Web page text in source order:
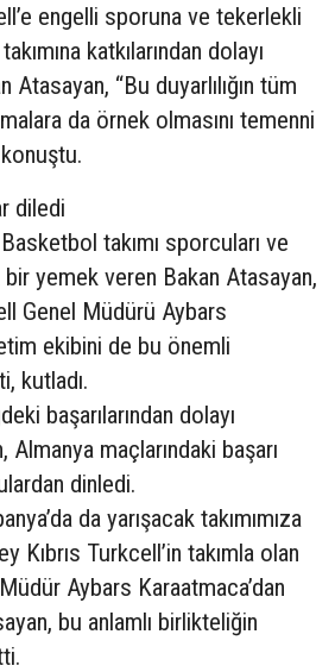
engelli sporuna ve tekerlekli
katkılarından dolayı
“Bu duyarlılığın tüm
da örnek olmasını temenni
diledi
takımı sporcuları ve
yemek veren Bakan Atasayan,
Genel Müdürü Aybars
ekibini de bu önemli
kutladı.
başarılarından dolayı
maçlarındaki başarı
dinledi.
da yarışacak takımımıza
Kıbrıs Turkcell’in takımla olan
Aybars Karaatmaca’dan
bu anlamlı birlikteliğin